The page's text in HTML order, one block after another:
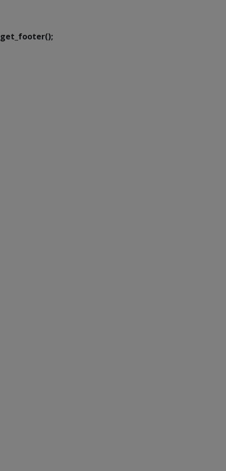
get_footer();